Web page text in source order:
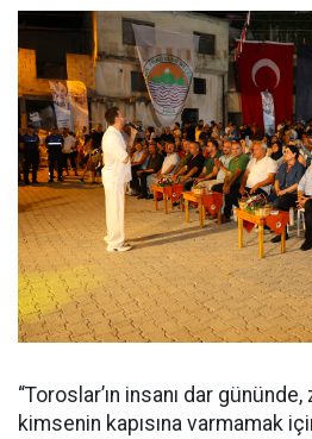
“Toroslar’ın insanı dar
kimsenin kapısına varmamak